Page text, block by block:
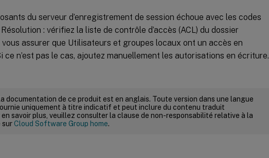
du serveur d’enregistrement de session échoue avec les codes
: vérifiez la liste de contrôle d’accès (ACL) du dossier
vous assurer que Utilisateurs et groupes locaux ont un accès en
ce n’est pas le cas, ajoutez manuellement les autorisations en écriture.
documentation de ce produit est en anglais. Toute version dans une langue
uniquement à titre indicatif et peut inclure du contenu traduit
savoir plus, veuillez consulter la clause de non-responsabilité relative à la
surCloud Software Group home.